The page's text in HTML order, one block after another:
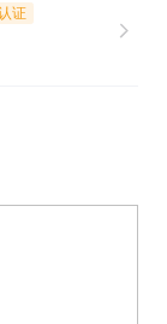
智能手机，
，还给予车
诚邀有志之
证